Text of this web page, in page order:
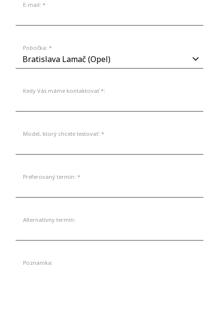
E-mail: *
Pobočka: *
Kedy Vás máme kontaktovať *:
Model, ktorý chcete testovať: *
Preferovaný termín: *
Alternatívny termín:
Poznámka: